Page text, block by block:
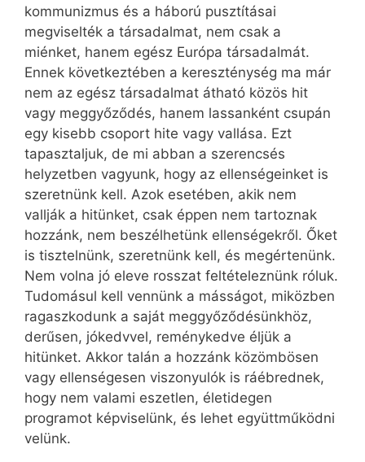
kommunizmus és a háború pusztításai
megviselték a társadalmat, nem csak a
miénket, hanem egész Európa társadalmát.
Ennek következtében a kereszténység ma már
nem az egész társadalmat átható közös hit
vagy meggyőződés, hanem lassanként csupán
egy kisebb csoport hite vagy vallása. Ezt
tapasztaljuk, de mi abban a szerencsés
helyzetben vagyunk, hogy az ellenségeinket is
szeretnünk kell. Azok esetében, akik nem
vallják a hitünket, csak éppen nem tartoznak
hozzánk, nem beszélhetünk ellenségekről. Őket
is tisztelnünk, szeretnünk kell, és megértenünk.
Nem volna jó eleve rosszat feltételeznünk róluk.
Tudomásul kell vennünk a másságot, miközben
ragaszkodunk a saját meggyőződésünkhöz,
derűsen, jókedvvel, reménykedve éljük a
hitünket. Akkor talán a hozzánk közömbösen
vagy ellenségesen viszonyulók is ráébrednek,
hogy nem valami eszetlen, életidegen
programot képviselünk, és lehet együttműködni
velünk.